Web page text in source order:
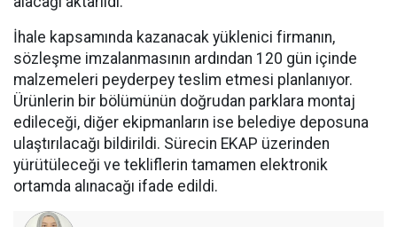
İhale kapsamında kazanacak yüklenici firmanın,
sözleşme imzalanmasının ardından 120 gün içinde
malzemeleri peyderpey teslim etmesi planlanıyor.
Ürünlerin bir bölümünün doğrudan parklara montaj
edileceği, diğer ekipmanların ise belediye deposuna
ulaştırılacağı bildirildi. Sürecin EKAP üzerinden
yürütüleceği ve tekliflerin tamamen elektronik
ortamda alınacağı ifade edildi.